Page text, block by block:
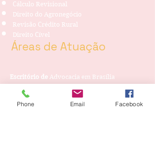
Cálculo Revisional
Direito do Agronegócio
Revisão Crédito Rural
Direito Cível
Áreas de Atuação
Escritório de Advocacia em Brasília
Advogado Criminal Empresarial
Advogado Direito Previdenciário
Phone Email Facebook